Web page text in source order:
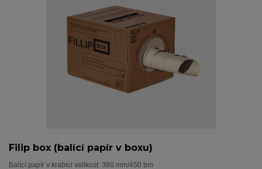
Filip box (balící papír v boxu)
Balící papír v krabici velikost: 380 mm/450 bm